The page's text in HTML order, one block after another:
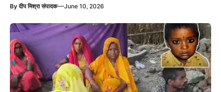
Byदीप मिश्रा संपादक—June 10, 2026